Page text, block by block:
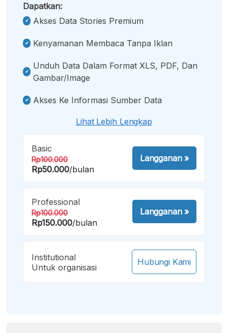
Dapatkan:
Akses Data Stories Premium
Kenyamanan Membaca Tanpa Iklan
Unduh Data Dalam Format XLS, PDF, Dan
Gambar/image
Akses Ke Informasi Sumber Data
Lihat Lebih Lengkap
Basic
Rp100.000
Rp50.000/bulan
Langganan»
Professional
Rp100.000
Rp150.000/bulan
Langganan»
Institutional
Untuk organisasi
Hubungi Kami